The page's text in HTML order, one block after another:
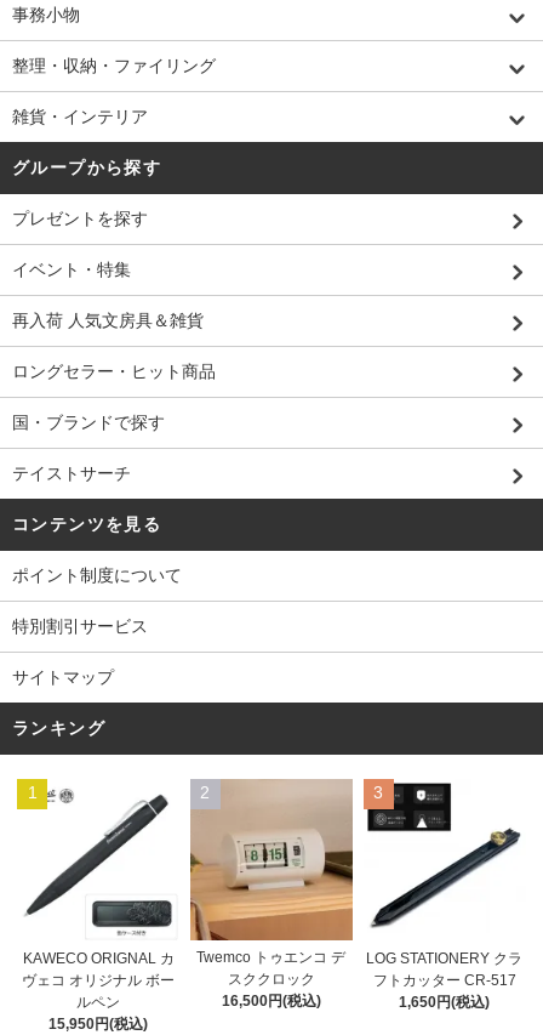
事務小物
整理・収納・ファイリング
雑貨・インテリア
グループから探す
プレゼントを探す
イベント・特集
再入荷 人気文房具＆雑貨
ロングセラー・ヒット商品
国・ブランドで探す
テイストサーチ
コンテンツを見る
ポイント制度について
特別割引サービス
サイトマップ
ランキング
1
KAWECO ORIGNAL カ
ヴェコ オリジナル ボー
ルペン
15,950円(税込)
2
Twemco トゥエンコ デ
スククロック
16,500円(税込)
3
LOG STATIONERY クラ
フトカッター CR-517
1,650円(税込)